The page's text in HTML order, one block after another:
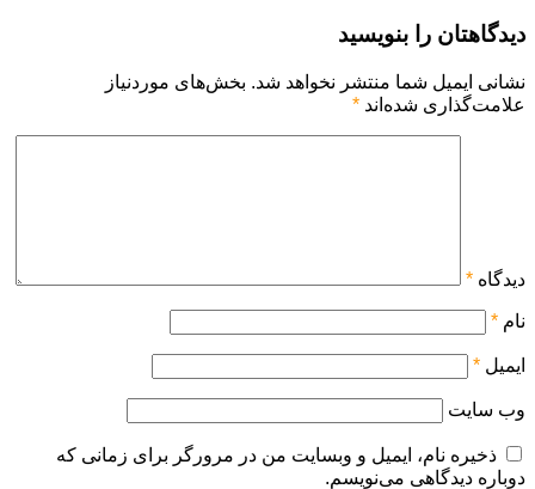
دیدگاهتان را بنویسید
نشانی ایمیل شما منتشر نخواهد شد. بخش‌های موردنیاز
علامت‌گذاری شده‌اند *
دیدگاه *
نام *
ایمیل *
وب‌ سایت
ذخیره نام، ایمیل و وبسایت من در مرورگر برای زمانی که
دوباره دیدگاهی می‌نویسم.